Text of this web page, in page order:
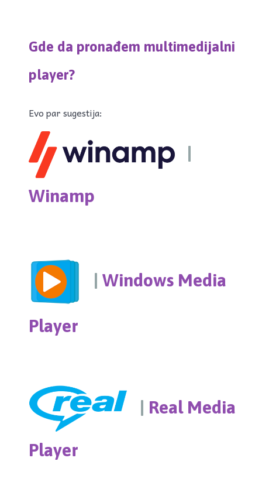
Gde da pronađem multimedijalni
player?
Evo par sugestija:
|
Winamp
| Windows Media
Player
| Real Media
Player